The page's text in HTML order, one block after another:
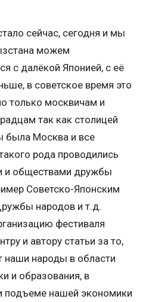
сейчас, сегодня и мы
можем
с далёкой Японией, с её
в советское время это
только москвичам и
так как столицей
была Москва и все
рода проводились
и обществами дружбы
Советско-Японским
народов и т.д.
фестиваля
и автору статьи за то,
наши народы в области
и образования, в
подъеме нашей экономики